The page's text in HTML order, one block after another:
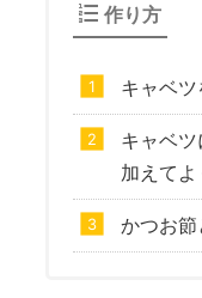
作り方
キャベ
キャベ
加えて
かつお節